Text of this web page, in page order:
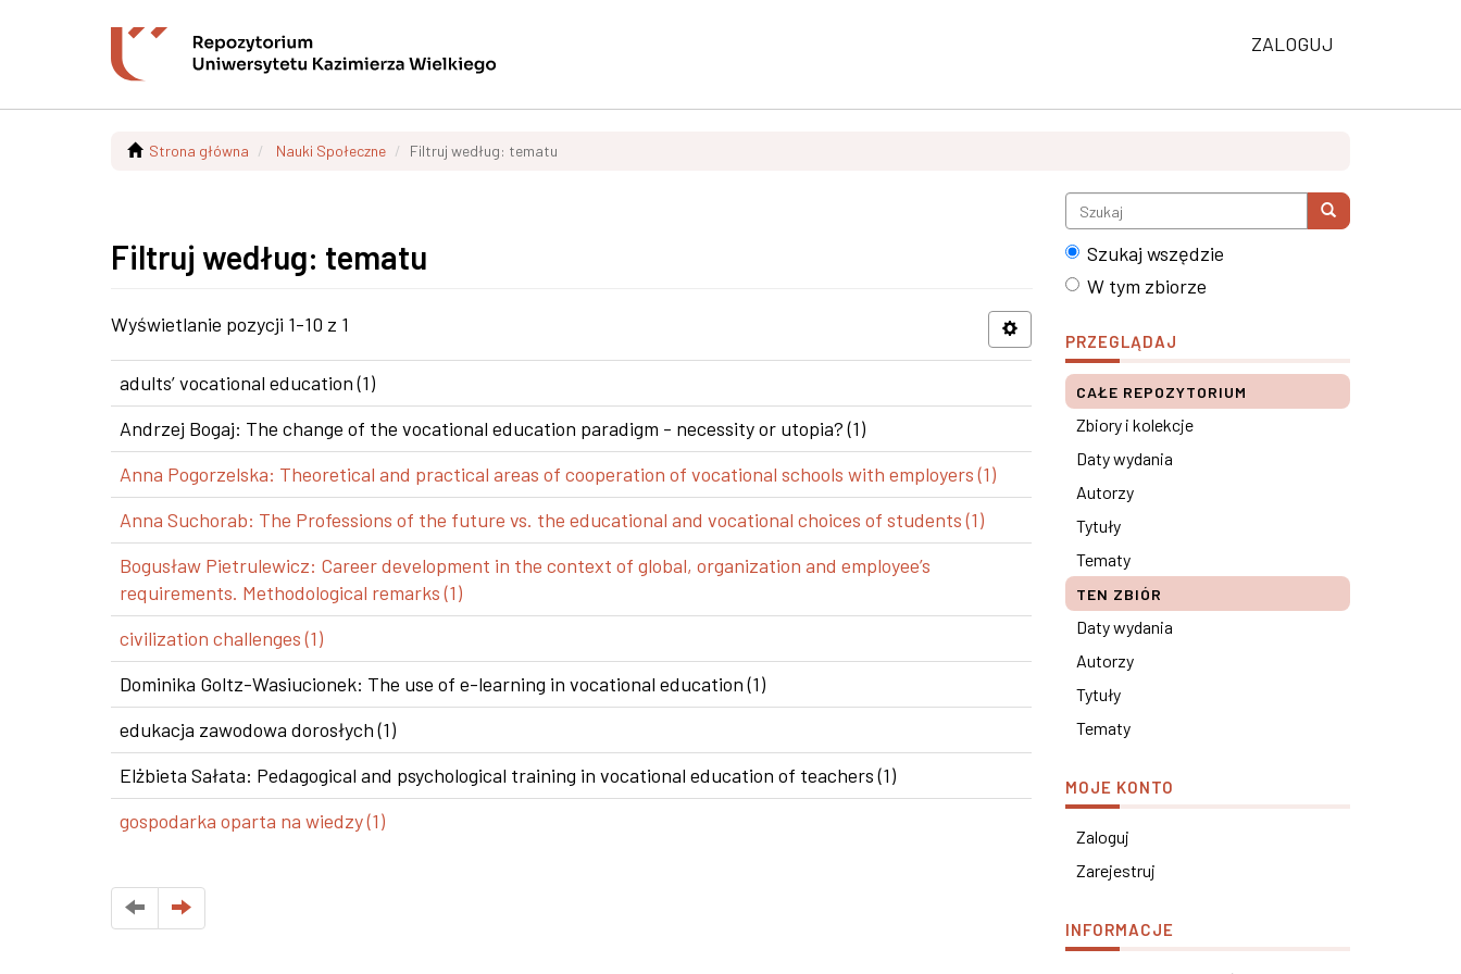
ZALOGUJ
Strona główna Nauki Społeczne Filtruj według: tematu
Filtruj według: tematu
Wyświetlanie pozycji 1-10 z 1
adults’ vocational education (1)
Andrzej Bogaj: The change of the vocational education paradigm - necessity or utopia? (1)
Anna Pogorzelska: Theoretical and practical areas of cooperation of vocational schools with employers (1)
Anna Suchorab: The Professions of the future vs. the educational and vocational choices of students (1)
Bogusław Pietrulewicz: Career development in the context of global, organization and employee’s
requirements. Methodological remarks (1)
civilization challenges (1)
Dominika Goltz-Wasiucionek: The use of e-learning in vocational education (1)
edukacja zawodowa dorosłych (1)
Elżbieta Sałata: Pedagogical and psychological training in vocational education of teachers (1)
gospodarka oparta na wiedzy (1)
Szukaj wszędzie
W tym zbiorze
PRZEGLĄDAJ
CAŁE REPOZYTORIUM
Zbiory i kolekcje
Daty wydania
Autorzy
Tytuły
Tematy
TEN ZBIÓR
Daty wydania
Autorzy
Tytuły
Tematy
MOJE KONTO
Zaloguj
Zarejestruj
INFORMACJE